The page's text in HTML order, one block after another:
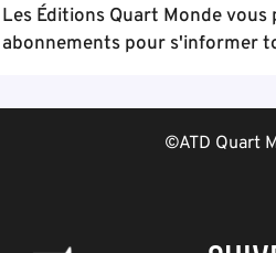
Les Éditions Quart Monde
abonnements pour s'informer
©ATD Quart